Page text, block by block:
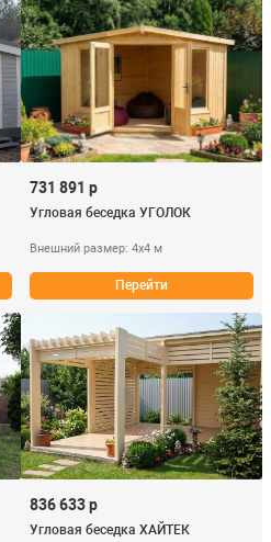
731 891 р
Угловая беседка УГОЛОК
Внешний размер: 4х4 м
Перейти
836 633 р
Угловая беседка ХАЙТЕК